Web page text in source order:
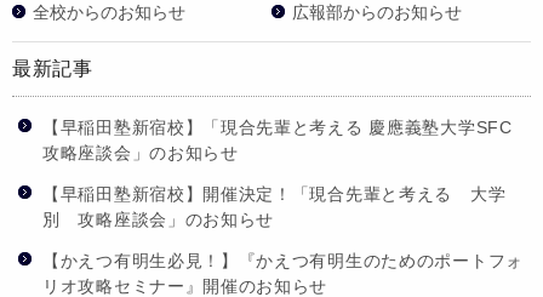
全校からのお知らせ 広報部からのお知らせ
最新記事
【早稲田塾新宿校】「現合先輩と考える 慶應義塾大学SFC
攻略座談会」のお知らせ
【早稲田塾新宿校】開催決定！「現合先輩と考える 大学
別 攻略座談会」のお知らせ
【かえつ有明生必見！】『かえつ有明生のためのポートフォ
リオ攻略セミナー』開催のお知らせ